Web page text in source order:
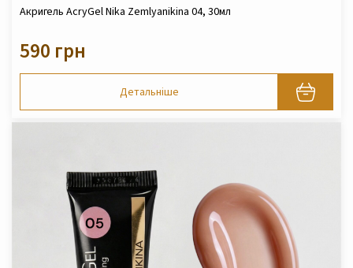
Акригель AcryGel Nika Zemlyanikina 04, 30мл
590 грн
Детальніше